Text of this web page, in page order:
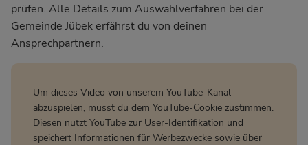
prüfen. Alle Details zum Auswahlverfahren bei der
Gemeinde Jübekerfährst du von deinen
Ansprechpartnern.
Um dieses Video von unserem YouTube-Kanal
abzuspielen, musst du dem YouTube-Cookie zustimmen.
Diesen nutzt YouTube zur User-Identifikation und
speichert Informationen für Werbezwecke sowie über